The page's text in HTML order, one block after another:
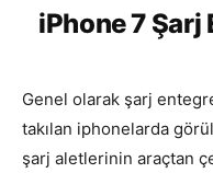
iPhone 7
Genel olarak şarj
takılan iphonelarda
şarj aletlerinin araçtan